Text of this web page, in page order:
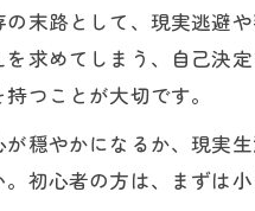
人生
末路として、現実逃避
求めてしまう、自己決
つことが大切です。
穏やかになるか、現実
初心者の方は、まずは